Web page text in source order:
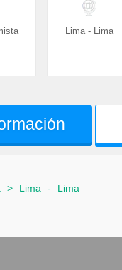
Lima - Lima
> Lima - Lima